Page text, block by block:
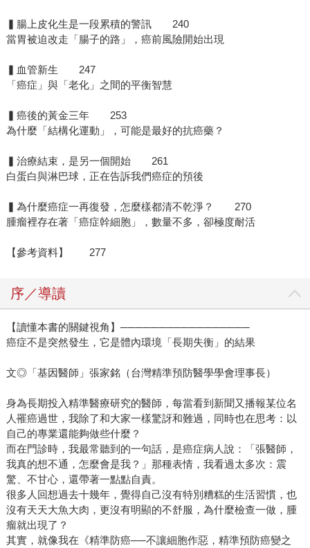
▍腸上皮化生是一段累積的警訊 240
當胃被迫改走「腸子的路」，癌前風險開始出現
▍血管新生 247
「癌症」與「老化」之間的平衡智慧
▍癌後的黃金三年 253
為什麼「結構化運動」，可能是最好的抗癌藥？
▍治療結束，是另一個開始 261
白蛋白與淋巴球，正在告訴我們癌症的預後
▍為什麼癌症一再復發，怎麼樣都清不乾淨？ 270
腫瘤裡存在著「癌症幹細胞」，數量不多，卻極度耐活
【參考資料】 277
序／導讀
【讀懂本書的關鍵視角】─────────────────
癌症不是突然發生，它是體內環境「長期失衡」的結果
文◎「基因醫師」張家銘（台灣精準預防醫學學會理事長）
身為長期投入精準醫療研究的醫師，每當看到新聞又播報某位名
人罹癌過世，我除了和大家一樣驚訝和難過，同時也在思考：以
自己的專業還能夠做些什麼？
而在門診時，我最常聽到的一句話，是癌症病人說：「張醫師，
我真的想不通，怎麼會是我？」那種表情，我看過太多次：震
驚、不甘心，還帶著一點點自責。
很多人回想過去十幾年，覺得自己沒有特別糟糕的生活習慣，也
沒有天天大魚大肉，更沒有明顯的不舒服，為什麼檢查一做，腫
瘤就出現了？
其實，就像我在《精準防癌──不讓細胞作惡，精準預防癌變之